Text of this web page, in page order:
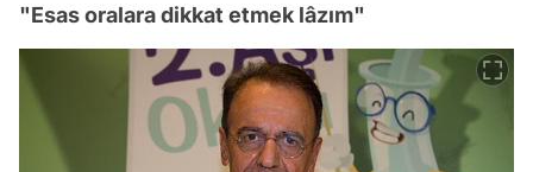
"Esas oralara dikkat etmek lâzım"